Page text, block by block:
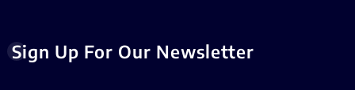
Sign Up For Our Newsletter